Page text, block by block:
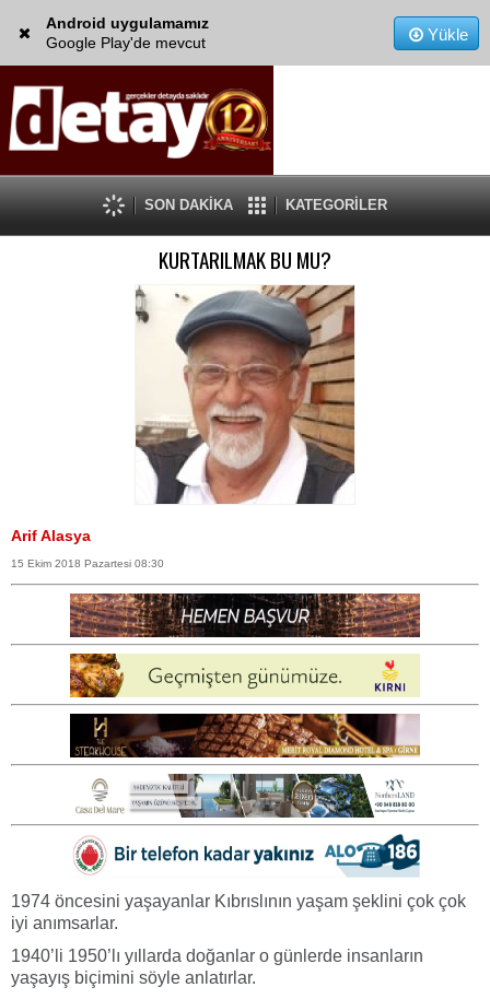
Android uygulamamız
Google Play'de mevcut
Yükle
SON DAKİKA KATEGORİLER
KURTARILMAK BU MU?
Arif Alasya
15 Ekim 2018 Pazartesi 08:30
1974 öncesini yaşayanlar Kıbrıslının yaşam şeklini çok çok
iyi anımsarlar.
1940’li 1950’lı yıllarda doğanlar o günlerde insanların
yaşayış biçimini söyle anlatırlar.